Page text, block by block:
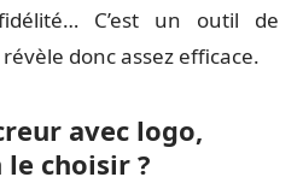
C’est un outil de
donc assez efficace.
avec logo,
choisir ?